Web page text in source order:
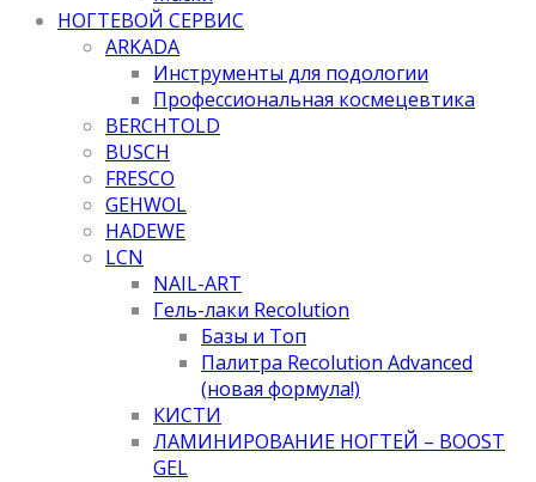
НОГТЕВОЙ СЕРВИС
ARKADA
Инструменты для подологии
Профессиональная космецевтика
BERCHTOLD
BUSCH
FRESCO
GEHWOL
HADEWE
LCN
NAIL-ART
Гель-лаки Recolution
Базы и Топ
Палитра Recolution Advanced
(новая формула!)
КИСТИ
ЛАМИНИРОВАНИЕ НОГТЕЙ – BOOST
GEL